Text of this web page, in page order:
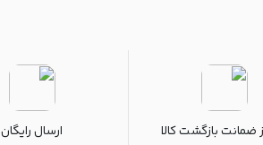
ارسال رایگان